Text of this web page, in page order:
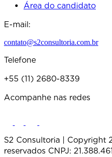
Área do candidato
E-mail:
contato@s2consultoria.com.br
Telefone
+55 (11) 2680-8339
Acompanhe nas redes
S2 Consultoria | Copyright
reservados CNPJ: